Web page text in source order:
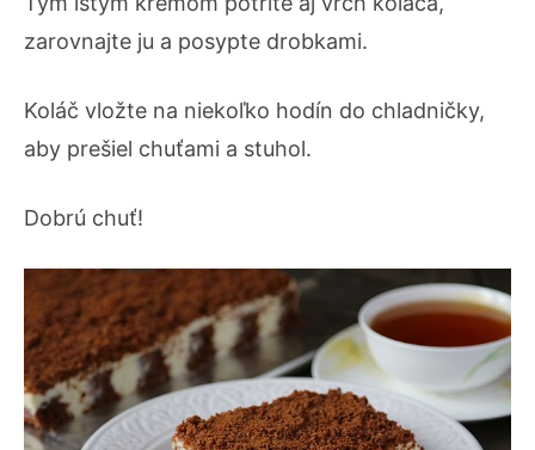
zarovnajte ju a posypte drobkami.
Koláč vložte na niekoľko hodín do chladničky,
aby prešiel chuťami a stuhol.
Dobrú chuť!